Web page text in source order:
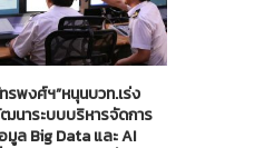
รพงศ์ฯ”หนุนบวท.เร่ง
นาระบบบริหารจัดการ
มูล Big Data และ AI